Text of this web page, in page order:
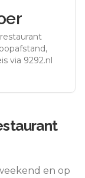
via 9292.nl
en op